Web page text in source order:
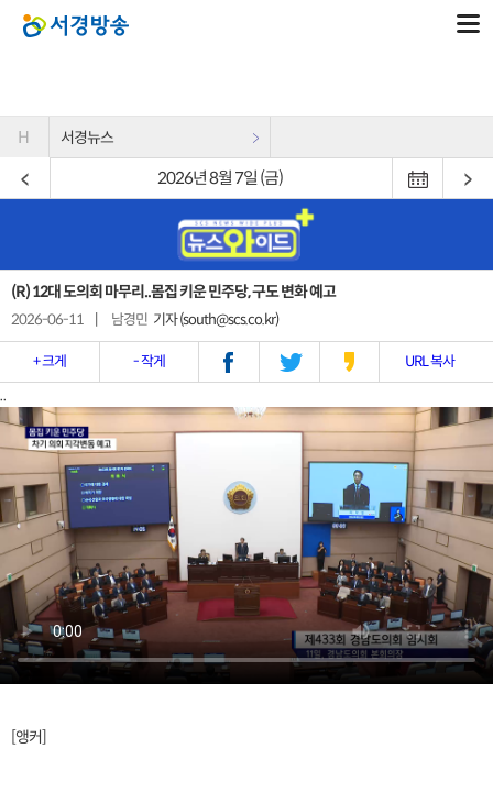
H 서경뉴스
2026년 8월 7일 (금)
(R) 12대 도의회 마무리..몸집 키운 민주당, 구도 변화 예고
2026-06-11 남경민 기자 (south@scs.co.kr)
+ 크게 - 작게 URL 복사
..
[앵커]